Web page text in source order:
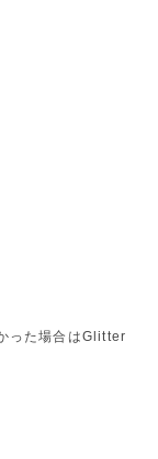
った場合はGlitter